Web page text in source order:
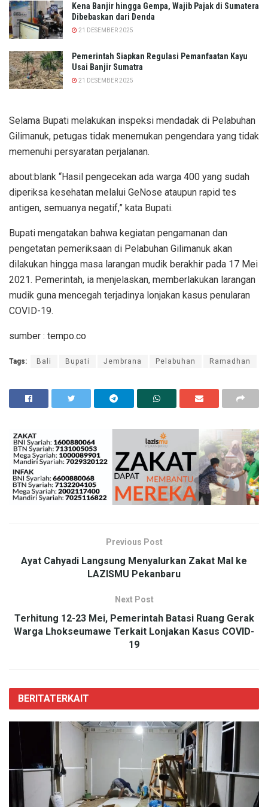
Kena Banjir hingga Gempa, Wajib Pajak di Sumatera
Dibebaskan dari Denda
21 DESEMBER 2025
Pemerintah Siapkan Regulasi Pemanfaatan Kayu
Usai Banjir Sumatra
21 DESEMBER 2025
Selama Bupati melakukan inspeksi mendadak di Pelabuhan
Gilimanuk, petugas tidak menemukan pengendara yang tidak
memenuhi persyaratan perjalanan.
about:blank “Hasil pengecekan ada warga 400 yang sudah
diperiksa kesehatan melalui GeNose ataupun rapid tes
antigen, semuanya negatif,” kata Bupati.
Bupati mengatakan bahwa kegiatan pengamanan dan
pengetatan pemeriksaan di Pelabuhan Gilimanuk akan
dilakukan hingga masa larangan mudik berakhir pada 17 Mei
2021. Pemerintah, ia menjelaskan, memberlakukan larangan
mudik guna mencegah terjadinya lonjakan kasus penularan
COVID-19.
sumber : tempo.co
Tags: Bali Bupati Jembrana Pelabuhan Ramadhan
Previous Post
Ayat Cahyadi Langsung Menyalurkan Zakat Mal ke
LAZISMU Pekanbaru
Next Post
Terhitung 12-23 Mei, Pemerintah Batasi Ruang Gerak
Warga Lhokseumawe Terkait Lonjakan Kasus COVID-
19
BERITATERKAIT